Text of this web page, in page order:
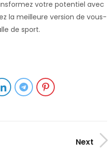
votre potentiel avec
la meilleure version de vous-
de sport.
Next